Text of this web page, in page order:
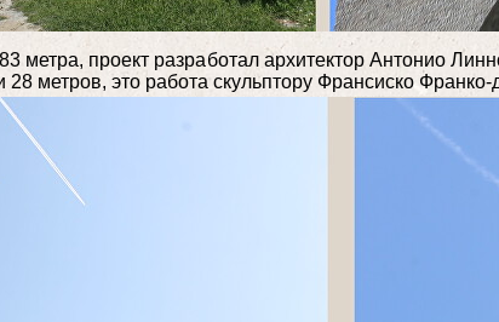
метра, проект разработал архитектор Антонио
метров, это работа скульптору Франсиско